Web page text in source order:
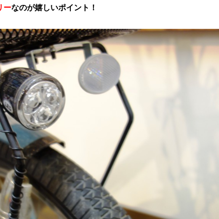
ーなのが嬉しいポイント！